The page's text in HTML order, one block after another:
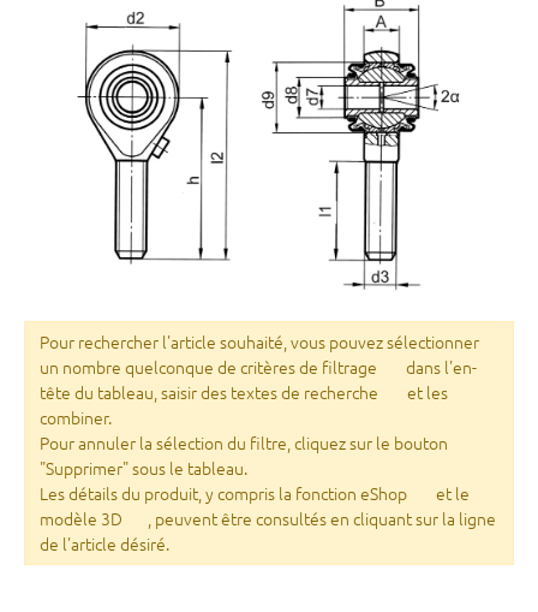
Pour rechercher l'article souhaité, vous pouvez sélectionner
un nombre quelconque de critères de filtrage
dans l'en-
tête du tableau, saisir des textes de recherche
et les
combiner.
Pour annuler la sélection du filtre, cliquez sur le bouton
"Supprimer" sous le tableau.
Les détails du produit, y compris la fonction eShop
et le
modèle 3D
, peuvent être consultés en cliquant sur la ligne
de l'article désiré.